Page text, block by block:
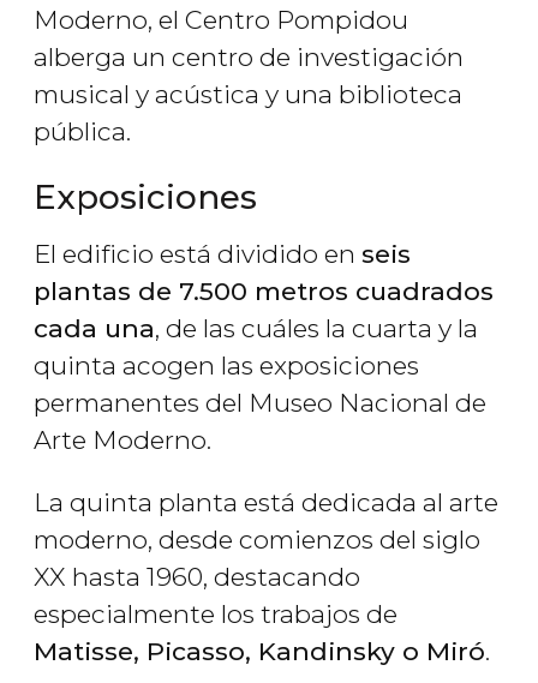
Moderno, el Centro Pompidou
alberga un centro de investigación
musical y acústica y una biblioteca
pública.
Exposiciones
El edificio está dividido en seis
plantas de 7.500 metros cuadrados
cada una, de las cuáles la cuarta y la
quinta acogen las exposiciones
permanentes del Museo Nacional de
Arte Moderno.
La quinta planta está dedicada al arte
moderno, desde comienzos del siglo
XX hasta 1960, destacando
especialmente los trabajos de
Matisse, Picasso, Kandinsky o Miró.